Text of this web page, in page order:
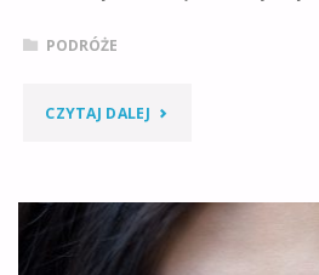
PODRÓŻE
CZYTAJ DALEJ "CO
W
STARYM